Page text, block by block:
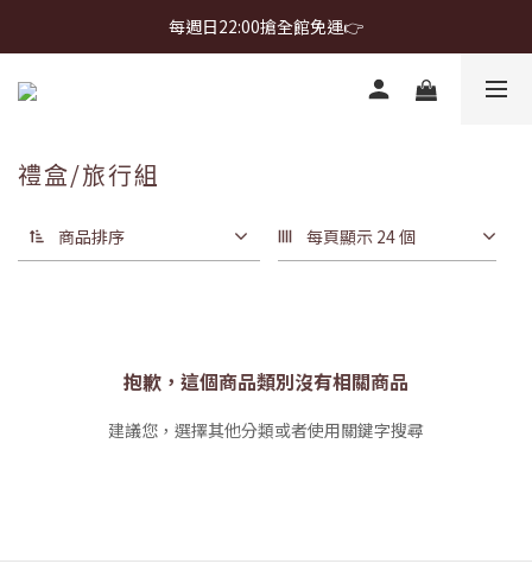
首購免運 $499 起 ＋ 加 LINE 領 $300 折價券 ➤
每週日22:00搶全館免運👉
首購免運 $499 起 ＋ 加 LINE 領 $300 折價券 ➤
禮盒/旅行組
商品排序 每頁顯示 24 個
抱歉，這個商品類別沒有相關商品
建議您，選擇其他分類或者使用關鍵字搜尋